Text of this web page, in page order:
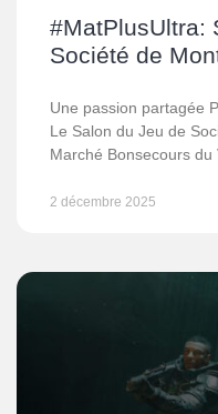
#MatPlusUltra:
Société de
Une passion partagée
Le Salon du Jeu de
Marché Bonsecours
2 décembre 2025